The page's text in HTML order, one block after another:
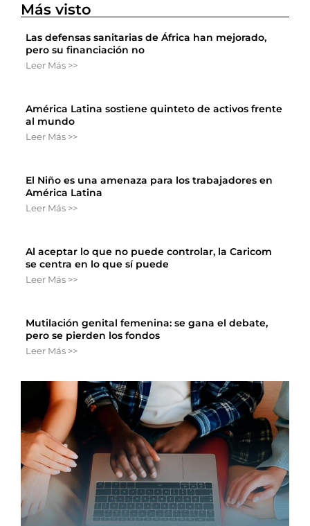
Más visto
Las defensas sanitarias de África han mejorado,
pero su financiación no
Leer Más >>
América Latina sostiene quinteto de activos frente
al mundo
Leer Más >>
El Niño es una amenaza para los trabajadores en
América Latina
Leer Más >>
Al aceptar lo que no puede controlar, la Caricom
se centra en lo que sí puede
Leer Más >>
Mutilación genital femenina: se gana el debate,
pero se pierden los fondos
Leer Más >>